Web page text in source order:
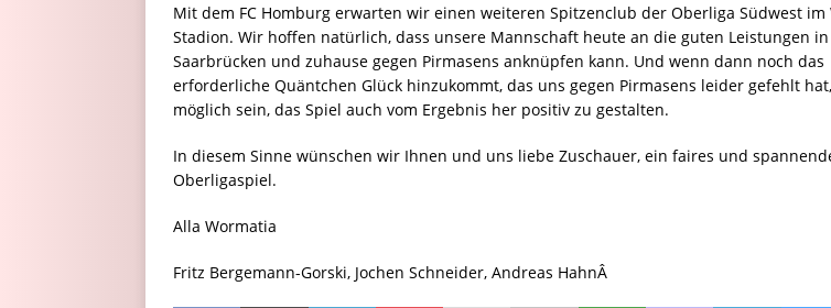
Mit dem FC Homburg erwarten wir einen weiteren Spitzenclub der Oberliga Südwest im
Stadion. Wir hoffen natürlich, dass unsere Mannschaft heute an die guten Leistungen in
Saarbrücken und zuhause gegen Pirmasens anknüpfen kann. Und wenn dann noch das
erforderliche Quäntchen Glück hinzukommt, das uns gegen Pirmasens leider gefehlt
möglich sein, das Spiel auch vom Ergebnis her positiv zu gestalten.
In diesem Sinne wünschen wir Ihnen und uns liebe Zuschauer, ein faires und
Oberligaspiel.
Alla Wormatia
Fritz Bergemann-Gorski, Jochen Schneider, Andreas HahnÂ